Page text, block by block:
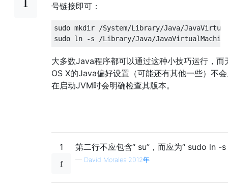
号链接即可：
sudo mkdir /System/Library/Java/
sudo ln
-s /Library/Java/
大多数Java程序都可以通过这种小技巧运行，
OS X的Java偏好设置（可能还有其他一些）不
在启动JVM时会明确检查其版本。
1 第二行不应包含“ su”，而应为“ sudo ln -s
— David Morales 2012年